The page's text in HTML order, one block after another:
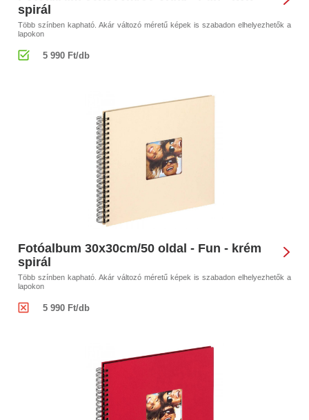
spirál
Több színben kapható. Akár változó méretű képek is szabadon elhelyezhetők a
lapokon
5 990 Ft/db
Fotóalbum 30x30cm/50 oldal - Fun - krém
spirál
Több színben kapható. Akár változó méretű képek is szabadon elhelyezhetők a
lapokon
5 990 Ft/db